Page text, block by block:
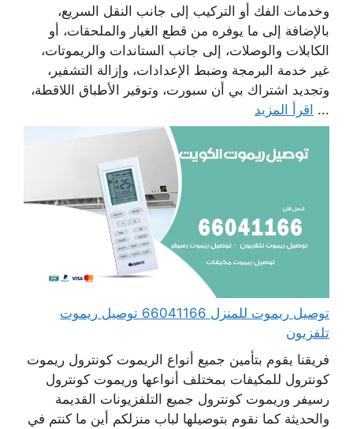
وخدمات الفك أو التركيب إلى جانب النقل السريع،
بالإضافة إلى ما يوفره من قطع الغيار والملحقات، أو
الكابلات والوصلات، إلى جانب الستاندات والريموتات،
غير خدمة البرمجة وضبط الإعدادات، وإزالة التشفير،
وتجديد اشتراك بي أن سبورت، وتوفير الأطباق اللاقطة،
... اقرأ المزيد
توصيل ريموت للمنزل 66041166 توصيل ريموت
تلفزيون
فريقنا يقوم بتأمين جميع أنواع الريموت كونترول ريموت
كونترول للمكيفات بمختلف أنواعها وريموت كونترول
رسيفر وريموت كونترول جميع التلفزيونات القديمة
والحديثة كما نقوم بتوصيلها لباب منزلكم أين ما كنتم في